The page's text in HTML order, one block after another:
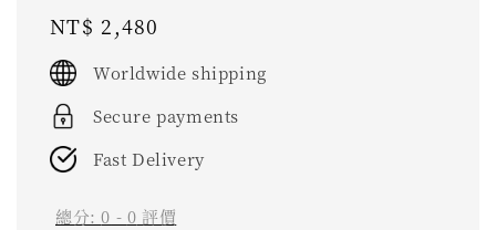
Regular
price
NT$ 2,480
Worldwide shipping
Secure payments
Fast Delivery
總分:0 - 0 評價